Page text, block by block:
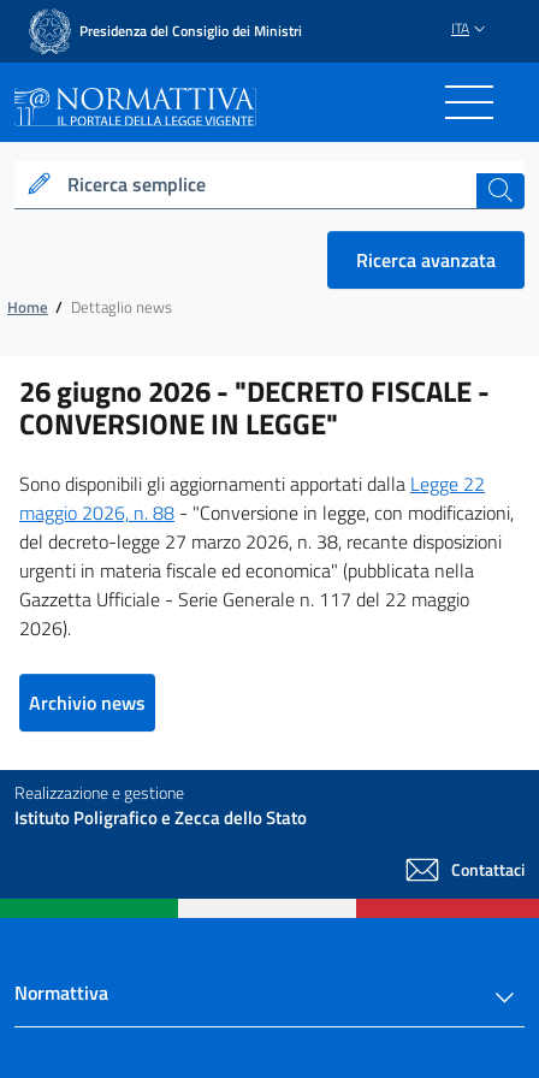
Presidenza del Consiglio dei Ministri ITA
Normattiva - Il portale
Ricerca semplice cerca
Ricerca avanzata
Home / Dettaglio news
26 giugno 2026 -"DECRETO FISCALE -
CONVERSIONE IN LEGGE"
Sono disponibili gli aggiornamenti apportati dalla Legge 22
maggio 2026, n. 88 - "Conversione in legge, con modificazioni,
del decreto-legge 27 marzo 2026, n. 38, recante disposizioni
urgenti in materia fiscale ed economica" (pubblicata nella
Gazzetta Ufficiale - Serie Generale n. 117 del 22 maggio
2026).
Archivio news
Realizzazione e gestione
Istituto Poligrafico e Zecca dello Stato
Contattaci
Normattiva